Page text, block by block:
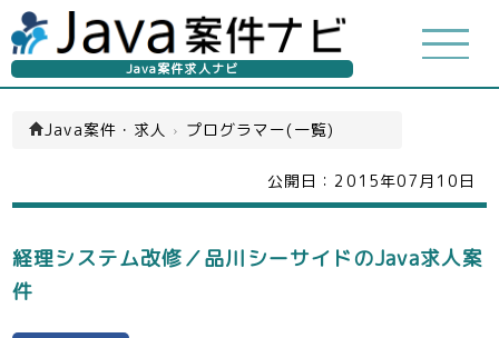
Java案件求人ナビ
Java案件・求人 › プログラマー(一覧)
公開日： 2015年07月10日
経理システム改修／品川シーサイドのJava求人案
件